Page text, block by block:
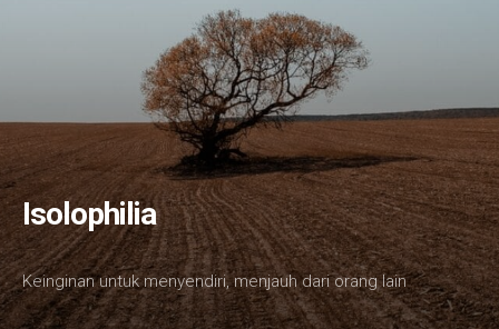
Isolophilia
Keinginan untuk menyendiri, menjauh dari orang lain